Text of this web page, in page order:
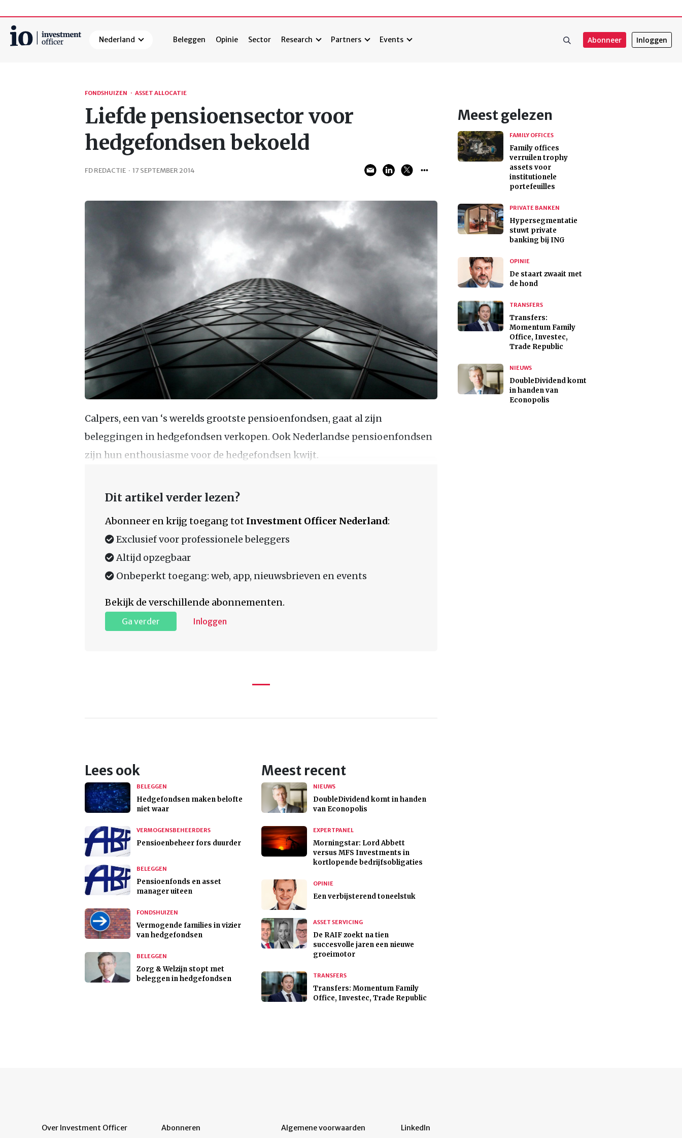
Nederland Beleggen Opinie Sector Research Partners Events Abonneer Inloggen
FONDSHUIZEN · ASSET ALLOCATIE
Liefde pensioensector voor
hedgefondsen bekoeld
FD REDACTIE · 17 SEPTEMBER 2014
Calpers, een van ‘s werelds grootste pensioenfondsen, gaat al zijn
beleggingen in hedgefondsen verkopen. Ook Nederlandse pensioenfondsen
zijn hun enthousiasme voor de hedgefondsen kwijt.
Dit artikel verder lezen?
Abonneer en krijg toegang tot Investment Officer Nederland:
Exclusief voor professionele beleggers
Altijd opzegbaar
Onbeperkt toegang: web, app, nieuwsbrieven en events
Bekijk de verschillende abonnementen.
Ga verder Inloggen
Lees ook
BELEGGEN
Hedgefondsen maken belofte
niet waar
VERMOGENSBEHEERDERS
Pensioenbeheer fors duurder
BELEGGEN
Pensioenfonds en asset
manager uiteen
FONDSHUIZEN
Vermogende families in vizier
van hedgefondsen
BELEGGEN
Zorg & Welzijn stopt met
beleggen in hedgefondsen
Meest recent
NIEUWS
DoubleDividend komt in handen
van Econopolis
EXPERTPANEL
Morningstar: Lord Abbett
versus MFS Investments in
kortlopende bedrijfsobligaties
OPINIE
Een verbijsterend toneelstuk
ASSET SERVICING
De RAIF zoekt na tien
succesvolle jaren een nieuwe
groeimotor
TRANSFERS
Transfers: Momentum Family
Office, Investec, Trade Republic
Meest gelezen
FAMILY OFFICES
Family offices
verruilen trophy
assets voor
institutionele
portefeuilles
PRIVATE BANKEN
Hypersegmentatie
stuwt private
banking bij ING
OPINIE
De staart zwaait met
de hond
TRANSFERS
Transfers:
Momentum Family
Office, Investec,
Trade Republic
NIEUWS
DoubleDividend komt
in handen van
Econopolis
Over Investment Officer Abonneren Algemene voorwaarden LinkedIn